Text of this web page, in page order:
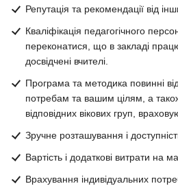
Репутація та рекомендації від
Кваліфікація педагогічного
переконатися, що в закладі
досвідчені вчителі.
Програма та методика повинні
потребам та вашим цілям, а
відповідних вікових груп,
Зручне розташування і
Вартість і додаткові витрати на
Врахування індивідуальних